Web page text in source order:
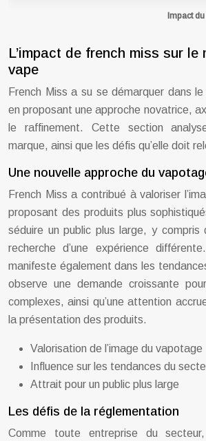
Impact
L’impact de french miss sur le
vape
French Miss a su se démarquer dans
en proposant une approche novatrice,
le raffinement. Cette section
marque, ainsi que les défis qu’elle doit
Une nouvelle approche du
French Miss a contribué à valoriser
proposant des produits plus
séduire un public plus large, y compris
recherche d’une expérience
manifeste également dans les
observe une demande croissante
complexes, ainsi qu’une attention
la présentation des produits.
Valorisation de l’image du vapotage
Influence sur les tendances du
Attrait pour un public plus large
Les défis de la réglementation
Comme toute entreprise du